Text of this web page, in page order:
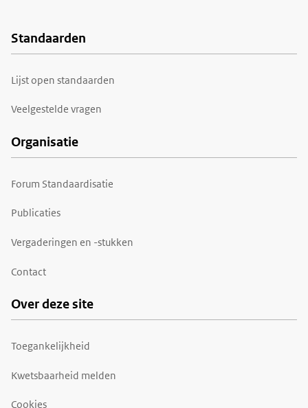
Voet
Standaarden
Lijst open standaarden
Veelgestelde vragen
Organisatie
Forum Standaardisatie
Publicaties
Vergaderingen en -stukken
Contact
Over deze site
Toegankelijkheid
Kwetsbaarheid melden
Cookies